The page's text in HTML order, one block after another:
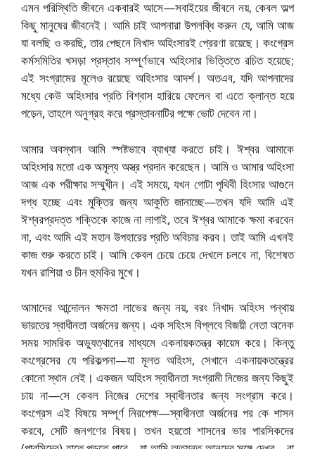
এমন পরিস্থিতি জীবনে একবারই আসে—সবাইয়ের জীবনে নয়, কেবল অল্প
কিছু মানুষের জীবনেই। আমি চাই আপনারা উপলব্ধি করুন যে, আমি আজ
যা বলছি ও করছি, তার পেছনে নিখাদ অহিংসারই প্রেরণা রয়েছে। কংগ্রেস
কর্মসমিতির খসড়া প্রস্তাব সম্পূর্ণভাবে অহিংসার ভিত্তিতে রচিত হয়েছে;
এই সংগ্রামের মূলেও রয়েছে অহিংসার আদর্শ। অতএব, যদি আপনাদের
মধ্যে কেউ অহিংসার প্রতি বিশ্বাস হারিয়ে ফেলেন বা এতে ক্লান্ত হয়ে
পড়েন, তাহলে অনুগ্রহ করে প্রস্তাবনাটির পক্ষে ভোট দেবেন না।
আমার অবস্থান আমি স্পষ্টভাবে ব্যাখ্যা করতে চাই। ঈশ্বর আমাকে
অহিংসার মতো এক অমূল্য অস্ত্র প্রদান করেছেন। আমি ও আমার অহিংসা
আজ এক পরীক্ষার সম্মুখীন। এই সময়ে, যখন গোটা পৃথিবী হিংসার আগুনে
দগ্ধ হচ্ছে এবং মুক্তির জন্য আকুতি জানাচ্ছে—তখন যদি আমি এই
ঈশ্বরপ্রদত্ত শক্তিকে কাজে না লাগাই, তবে ঈশ্বর আমাকে ক্ষমা করবেন
না, এবং আমি এই মহান উপহারের প্রতি অবিচার করব। তাই আমি এখনই
কাজ শুরু করতে চাই। আমি কেবল চেয়ে চেয়ে দেখলে চলবে না, বিশেষত
যখন রাশিয়া ও চীন হুমকির মুখে।
আমাদের আন্দোলন ক্ষমতা লাভের জন্য নয়, বরং নিখাদ অহিংস পন্থায়
ভারতের স্বাধীনতা অর্জনের জন্য। এক সহিংস বিপ্লবে বিজয়ী নেতা অনেক
সময় সামরিক অভ্যুত্থানের মাধ্যমে একনায়কতন্ত্র কায়েম করে। কিন্তু
কংগ্রেসের যে পরিকল্পনা—যা মূলত অহিংস, সেখানে একনায়কতন্ত্রের
কোনো স্থান নেই। একজন অহিংস স্বাধীনতা সংগ্রামী নিজের জন্য কিছুই
চায় না—সে কেবল নিজের দেশের স্বাধীনতার জন্য সংগ্রাম করে।
কংগ্রেস এই বিষয়ে সম্পূর্ণ নিরপেক্ষ—স্বাধীনতা অর্জনের পর কে শাসন
করবে, সেটি জনগণের বিষয়। তখন হয়তো শাসনের ভার পারসিকদের